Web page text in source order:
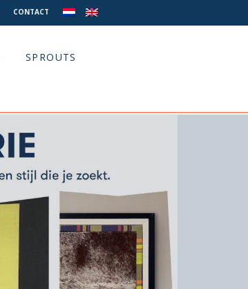
CONTACT
SPROUTS